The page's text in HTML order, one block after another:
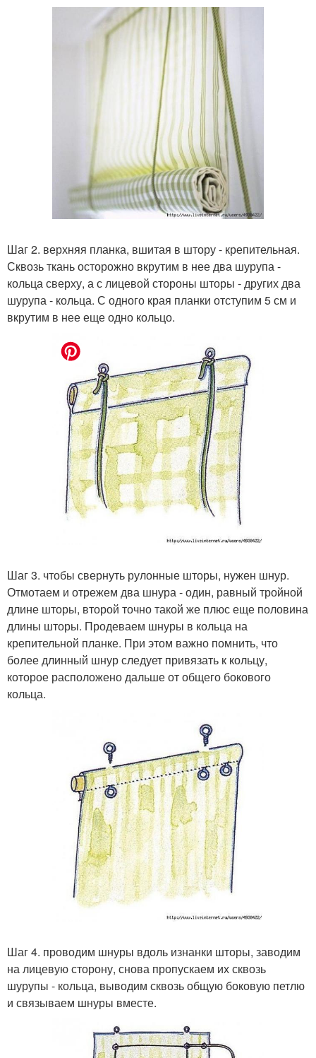
Шаг 2. верхняя планка, вшитая в штору - крепительная.
Сквозь ткань осторожно вкрутим в нее два шурупа -
кольца сверху, а с лицевой стороны шторы - других два
шурупа - кольца. С одного края планки отступим 5 см и
вкрутим в нее еще одно кольцо.
Шаг 3. чтобы свернуть рулонные шторы, нужен шнур.
Отмотаем и отрежем два шнура - один, равный тройной
длине шторы, второй точно такой же плюс еще половина
длины шторы. Продеваем шнуры в кольца на
крепительной планке. При этом важно помнить, что
более длинный шнур следует привязать к кольцу,
которое расположено дальше от общего бокового
кольца.
Шаг 4. проводим шнуры вдоль изнанки шторы, заводим
на лицевую сторону, снова пропускаем их сквозь
шурупы - кольца, выводим сквозь общую боковую петлю
и связываем шнуры вместе.